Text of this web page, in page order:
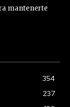
mantenerte
354
237